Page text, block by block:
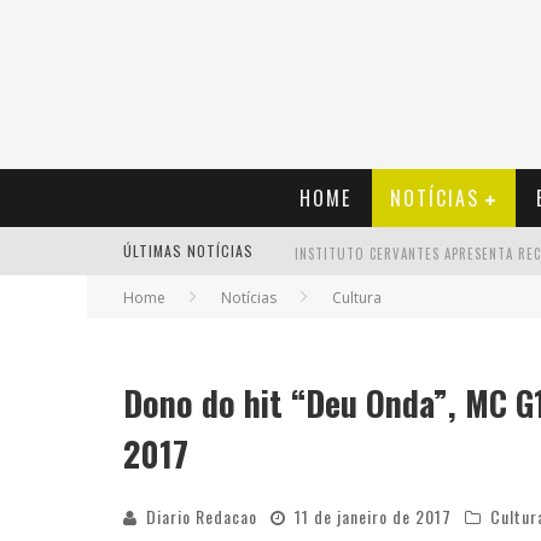
HOME NOTÍCIAS
ÚLTIMAS NOTÍCIAS
Home Notícias Cultura
Dono do hit “Deu Onda”, MC
2017
Diario Redacao 11 de janeiro de 2017